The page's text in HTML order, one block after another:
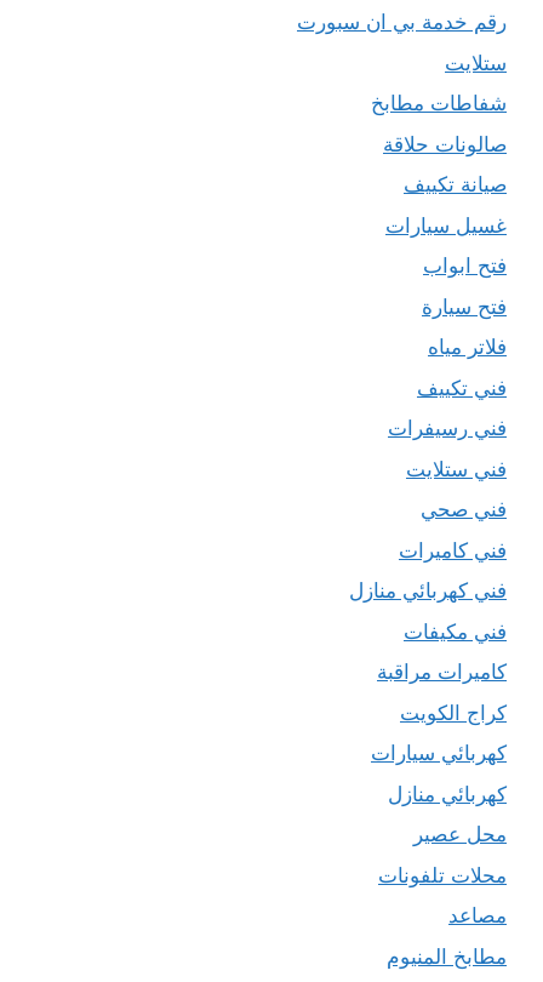
رقم خدمة بي ان سبورت
ستلايت
شفاطات مطابخ
صالونات حلاقة
صيانة تكييف
غسيل سيارات
فتح ابواب
فتح سيارة
فلاتر مياه
فني تكييف
فني رسيفرات
فني ستلايت
فني صحي
فني كاميرات
فني كهربائي منازل
فني مكيفات
كاميرات مراقبة
كراج الكويت
كهربائي سيارات
كهربائي منازل
محل عصير
محلات تلفونات
مصاعد
مطابخ المنيوم